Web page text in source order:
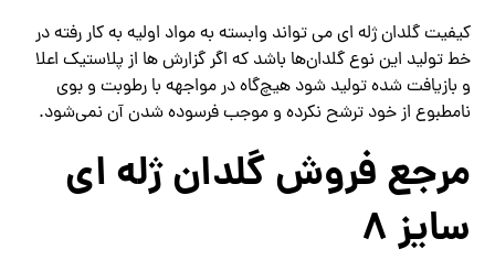
کیفیت گلدان ژله ای می تواند وابسته به مواد اولیه به کار رفته در
خط تولید این نوع گلدان‌ها باشد که اگر گزارش ها از پلاستیک اعلا
و بازیافت شده تولید شود هیچ‌گاه در مواجهه با رطوبت و بوی
نامطبوع از خود ترشح نکرده و موجب فرسوده شدن آن نمی‌شود.
مرجع فروش گلدان ژله ای
سایز 8